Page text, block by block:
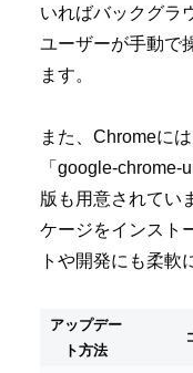
いればバックグラ
ユーザーが手動で
ます。
また、Chromeに
「google-
版も用意されてい
ケージをインスト
トや開発にも柔軟
アップデー
ト方法